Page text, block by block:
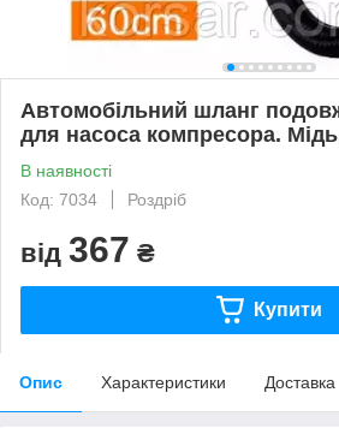
Автомобільний шланг
для насоса компресора.
В наявності
Код: 7034
Роздріб
від 367 ₴
Купити
Опис Характеристики Доставка